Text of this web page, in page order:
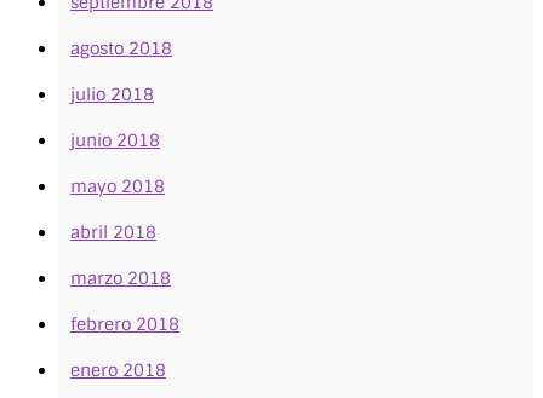
agosto 2018
julio 2018
junio 2018
mayo 2018
abril 2018
marzo 2018
febrero 2018
enero 2018